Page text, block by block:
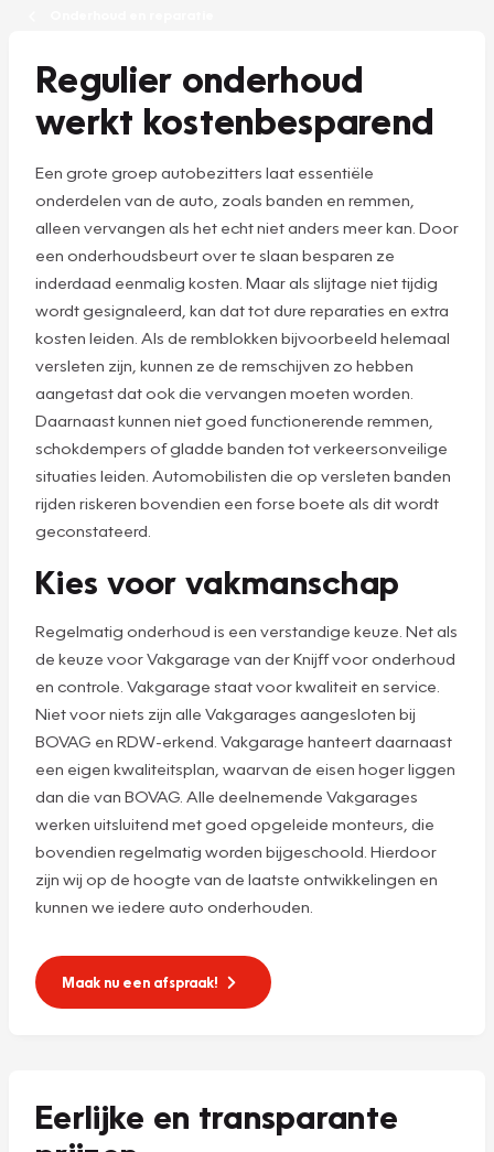
Regulier onderhoud
werkt kostenbesparend
Een grote groep autobezitters laat essentiële
onderdelen van de auto, zoals banden en remmen,
alleen vervangen als het echt niet anders meer kan. Door
een onderhoudsbeurt over te slaan besparen ze
inderdaad eenmalig kosten. Maar als slijtage niet tijdig
wordt gesignaleerd, kan dat tot dure reparaties en extra
kosten leiden. Als de remblokken bijvoorbeeld helemaal
versleten zijn, kunnen ze de remschijven zo hebben
aangetast dat ook die vervangen moeten worden.
Daarnaast kunnen niet goed functionerende remmen,
schokdempers of gladde banden tot verkeersonveilige
situaties leiden. Automobilisten die op versleten banden
rijden riskeren bovendien een forse boete als dit wordt
geconstateerd.
Kies voor vakmanschap
Regelmatig onderhoud is een verstandige keuze. Net als
de keuze voor Vakgarage van der Knijff voor onderhoud
en controle. Vakgarage staat voor kwaliteit en service.
Niet voor niets zijn alle Vakgarages aangesloten bij
BOVAG en RDW-erkend. Vakgarage hanteert daarnaast
een eigen kwaliteitsplan, waarvan de eisen hoger liggen
dan die van BOVAG. Alle deelnemende Vakgarages
werken uitsluitend met goed opgeleide monteurs, die
bovendien regelmatig worden bijgeschoold. Hierdoor
zijn wij op de hoogte van de laatste ontwikkelingen en
kunnen we iedere auto onderhouden.
Maak nu een afspraak!
Eerlijke en transparante